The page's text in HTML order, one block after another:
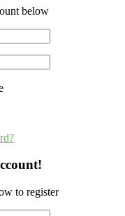
below
to register